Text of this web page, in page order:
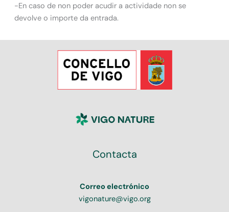
-En caso de non poder acudir a actividade non se
devolve o importe da entrada.
Contacta
Correo electrónico
vigonature@vigo.org